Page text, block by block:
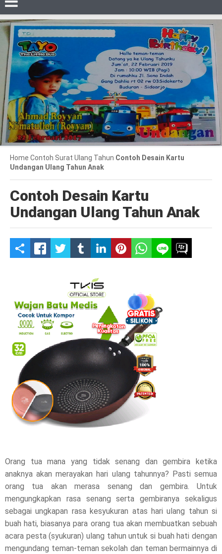
Home Contoh Surat Ulang Tahun Contoh Desain Kartu
Undangan Ulang Tahun Anak
Contoh Desain Kartu
Undangan Ulang Tahun Anak
S
t
s
s
t
p
l
Orang tua mana yang tidak senang dan gembira ketika
anaknya akan merayakan hari ulang tahunnya? Pasti semua
orang tua akan merasa senang dan gembira. Untuk
mengungkapkan rasa senang serta gembiranya sekaligus
sebagai ungkapan rasa kesyukuran atas hari ulang tahun si
buah hati, biasanya para orang tua akan membuatkan sebuah
acara pesta (syukuran) ulang tahun untuk si buah hati dengan
mengundang teman-teman sekolah dan teman bermainnya di